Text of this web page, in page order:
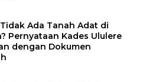
Ada Tanah Adat di
Pernyataan Kades Ululere
dengan Dokumen